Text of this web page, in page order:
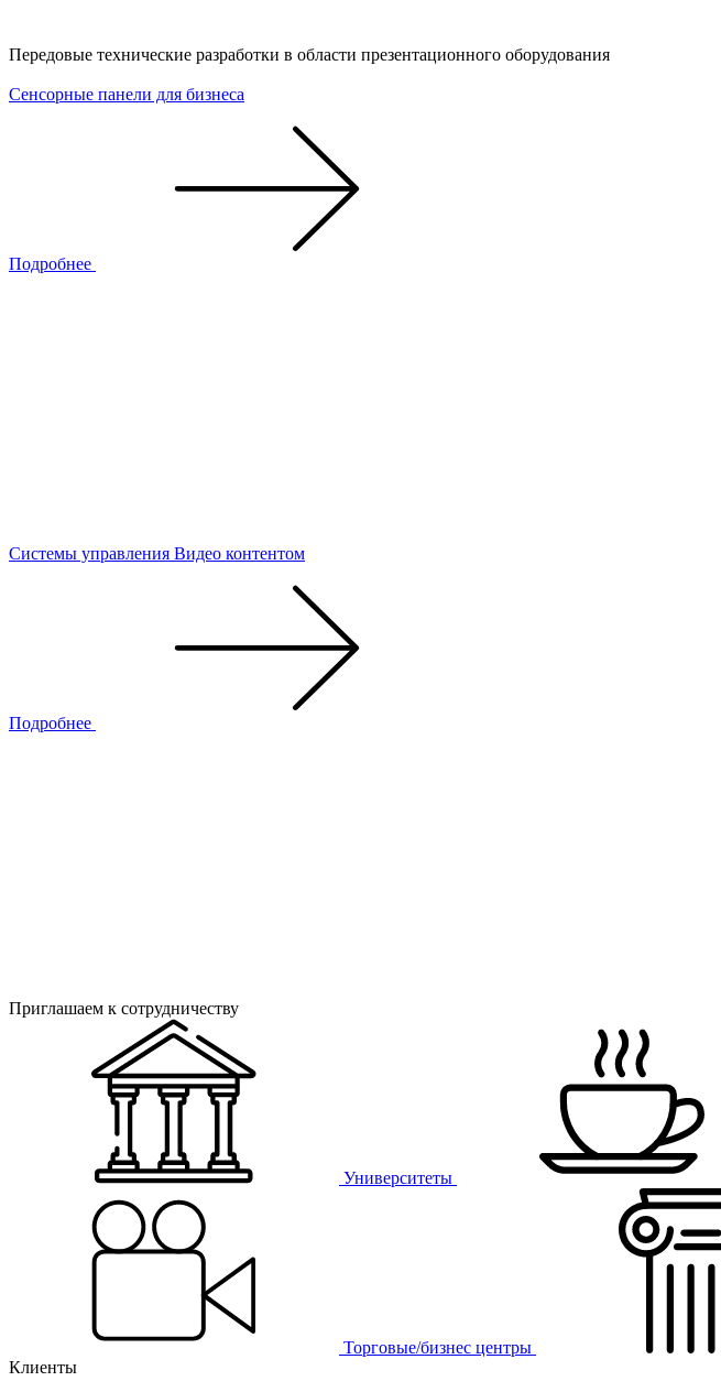
Передовые технические разработки в области презентационного оборудования
Сенсорные панели для бизнеса
Подробнее
Системы управления Видео контентом
Подробнее
Приглашаем к сотрудничеству
Университеты
Торговые/бизнес центры
Клиенты